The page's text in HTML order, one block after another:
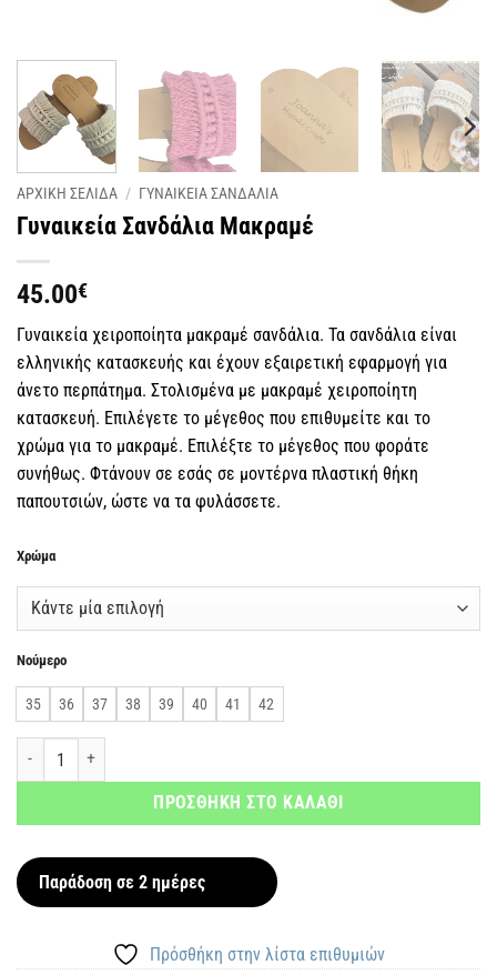
ΑΡΧΙΚΗ ΣΕΛΙΔΑ / ΓΥΝΑΙΚΕΙΑ ΣΑΝΔΑΛΙΑ
Γυναικεία Σανδάλια Μακραμέ
45.00€
Γυναικεία χειροποίητα μακραμέ σανδάλια. Τα σανδάλια είναι
ελληνικής κατασκευής και έχουν εξαιρετική εφαρμογή για
άνετο περπάτημα. Στολισμένα με μακραμέ χειροποίητη
κατασκευή. Επιλέγετε το μέγεθος που επιθυμείτε και το
χρώμα για το μακραμέ. Επιλέξτε το μέγεθος που φοράτε
συνήθως. Φτάνουν σε εσάς σε μοντέρνα πλαστική θήκη
παπουτσιών, ώστε να τα φυλάσσετε.
Χρώμα
Νούμερο
35 36 37 38 39 40 41 42
Γυναικεία Σανδάλια Μακραμέ ποσότητα
ΠΡΟΣΘΗΚΗ ΣΤΟ ΚΑΛΑΘΙ
Παράδοση σε 2 ημέρες
Πρόσθήκη στην λίστα επιθυμιών